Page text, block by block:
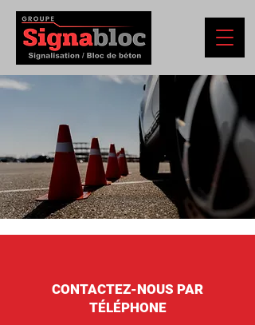
CONTACTEZ-NOUS PAR
TÉLÉPHONE